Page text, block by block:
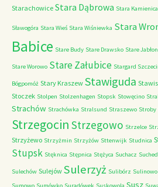
Starachowice Stara Dąbrowa Stara Kamienica
Sławogóra Stara Wieś Stara Wiśniewka Stara
Babice Stare Budy Stare Drawsko Stare
Stare Worowo Stare Załubice Stargard
Bógpomóż Stary Kraszew Stawiguda
Stoczek Stolpen Stolzenhagen Stopsk Stowęcino
Strachów Strachówka Stralsund Straszewo Stroby
Strzegocin Strzegowo Strzelce
Strzyżewo Strzyżmin Strzyżów Sttenwijk Studnica
Stupsk Stęknica Stępnica Stężyca Suchacz
Sulechów Sulejów Sulerzyż Sulibórz Sulinowo
Susz